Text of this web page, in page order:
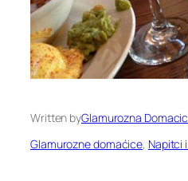
Written byGlamurozna
Glamurozne domaćice, Napitci